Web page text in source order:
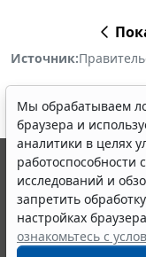
Источник:
Мы обрабатываем
браузера и
аналитики в целях
работоспособности
исследований и
запретить
настройках
ознакомьтесь с
© ООО "НПП
выпускается с 1990
являются
информации ГАРАНТ.
Портал ГАРАНТ.РУ